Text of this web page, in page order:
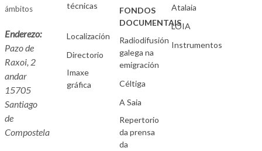
ámbitos
Enderezo:
Pazo de
Raxoi, 2
andar
15705
Santiago
de
Compostela
técnicas
Localización
Directorio
Imaxe
gráfica
FONDOS
DOCUMENTAIS
Radiodifusión
galega na
emigración
Céltiga
A Saia
Repertorio
da prensa
da
Atalaia
LOIA
Instrumentos